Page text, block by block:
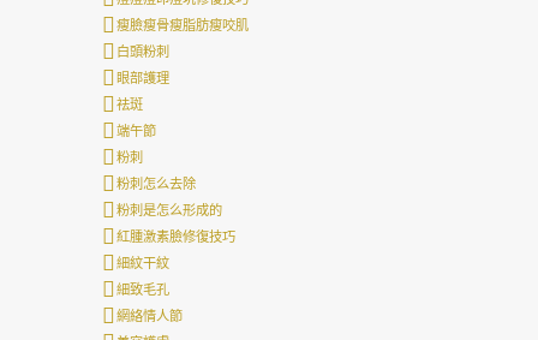
瘦臉瘦骨瘦脂肪瘦咬肌
白頭粉刺
眼部護理
祛斑
端午節
粉刺
粉刺怎么去除
粉刺是怎么形成的
紅腫激素臉修復技巧
細紋干紋
細致毛孔
網絡情人節